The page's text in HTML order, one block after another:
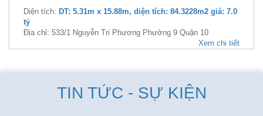
Diện tích: DT: 5.31m x 15.88m, diện tích: 84.3228m2 giá: 7.0
tỷ
Địa chỉ: 533/1 Nguyễn Tri Phương Phường 9 Quận 10
Xem chi tiết
TIN TỨC - SỰ KIỆN